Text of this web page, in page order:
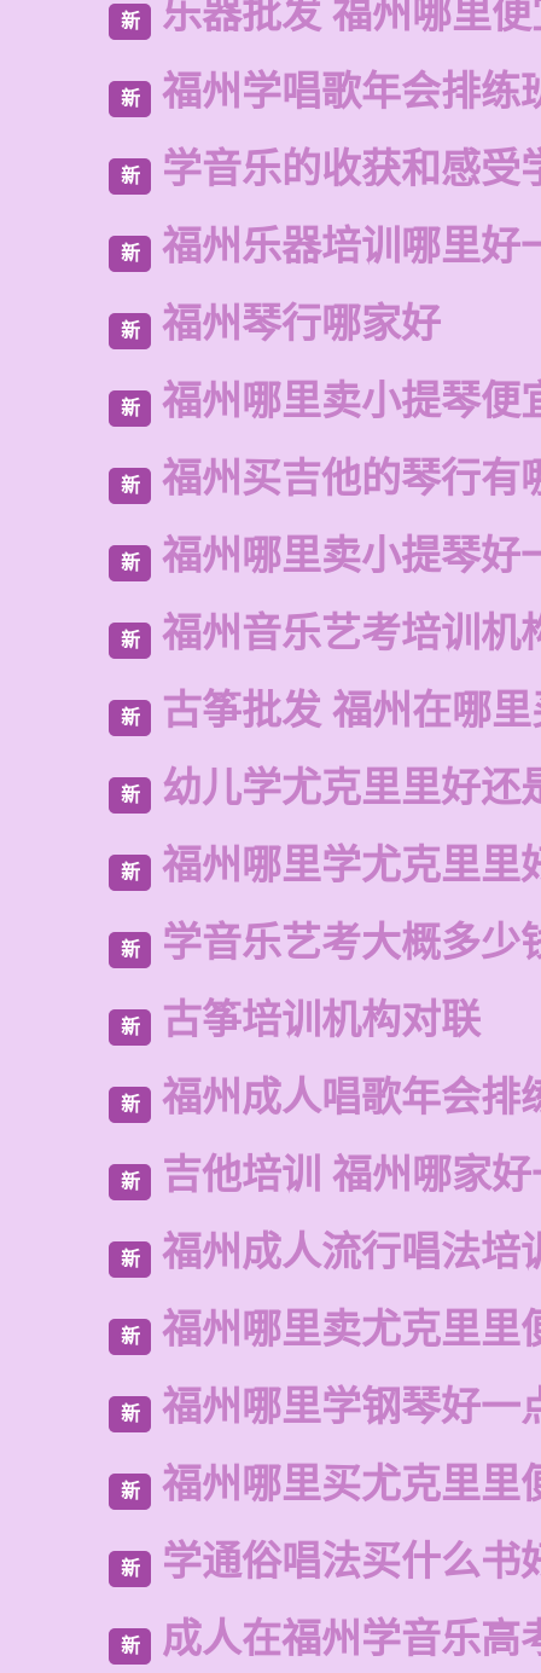
新 乐器批发 福州哪里
新 福州学唱歌年会排练
新 学音乐的收获和感受
新 福州乐器培训哪里好
新 福州琴行哪家好
新 福州哪里卖小提琴便
新 福州买吉他的琴行有
新 福州哪里卖小提琴好
新 福州音乐艺考培训机
新 古筝批发 福州在哪
新 幼儿学尤克里里好还
新 福州哪里学尤克里里
新 学音乐艺考大概多少
新 古筝培训机构对联
新 福州成人唱歌年会排
新 吉他培训 福州哪家
新 福州成人流行唱法培
新 福州哪里卖尤克里里
新 福州哪里学钢琴好一
新 福州哪里买尤克里里
新 学通俗唱法买什么书
新 成人在福州学音乐高